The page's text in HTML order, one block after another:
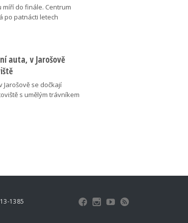
míří do finále. Centrum
po patnácti letech
auta, v Jarošově
Jarošově se dočkají
s umělým trávníkem
1385